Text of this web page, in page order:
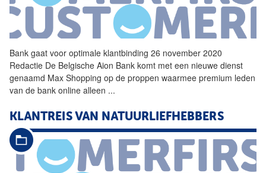
Bank gaat voor optimale klantbinding 26 november 2020
Redactie De Belgische Aion Bank komt met een nieuwe dienst
genaamd Max Shopping op de proppen waarmee premium leden
van de bank online alleen ...
KLANTREISVAN NATUURLIEFHEBBERS